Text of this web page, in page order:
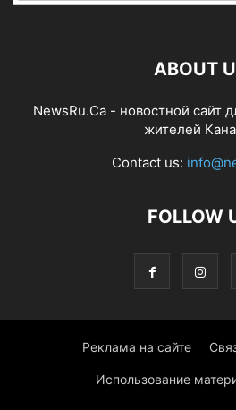
ABOUT
NewsRu.Ca - новостной сайт
жителей
Contact us:
FOLLOW
Реклама на сайте
Использование